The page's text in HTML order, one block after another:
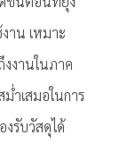
าน เหมาะ
งานในภาค
ำเสมอในการ
งรับวัสดุได้